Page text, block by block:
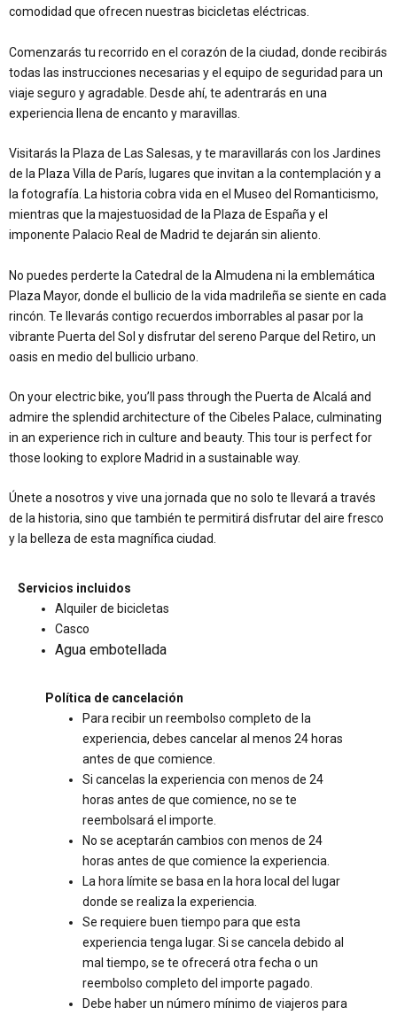
comodidad que ofrecen nuestras bicicletas eléctricas.
Comenzarás tu recorrido en el corazón de la ciudad, donde recibirás
todas las instrucciones necesarias y el equipo de seguridad para un
viaje seguro y agradable. Desde ahí, te adentrarás en una
experiencia llena de encanto y maravillas.
Visitarás la Plaza de Las Salesas, y te maravillarás con los Jardines
de la Plaza Villa de París, lugares que invitan a la contemplación y a
la fotografía. La historia cobra vida en el Museo del Romanticismo,
mientras que la majestuosidad de la Plaza de España y el
imponente Palacio Real de Madrid te dejarán sin aliento.
No puedes perderte la Catedral de la Almudena ni la emblemática
Plaza Mayor, donde el bullicio de la vida madrileña se siente en cada
rincón. Te llevarás contigo recuerdos imborrables al pasar por la
vibrante Puerta del Sol y disfrutar del sereno Parque del Retiro, un
oasis en medio del bullicio urbano.
On your electric bike, you’ll pass through the Puerta de Alcalá and
admire the splendid architecture of the Cibeles Palace, culminating
in an experience rich in culture and beauty. This tour is perfect for
those looking to explore Madrid in a sustainable way.
Únete a nosotros y vive una jornada que no solo te llevará a través
de la historia, sino que también te permitirá disfrutar del aire fresco
y la belleza de esta magnífica ciudad.
Servicios incluidos
Alquiler de bicicletas
Casco
Agua embotellada
Política de cancelación
Para recibir un reembolso completo de la
experiencia, debes cancelar al menos 24 horas
antes de que comience.
Si cancelas la experiencia con menos de 24
horas antes de que comience, no se te
reembolsará el importe.
No se aceptarán cambios con menos de 24
horas antes de que comience la experiencia.
La hora límite se basa en la hora local del lugar
donde se realiza la experiencia.
Se requiere buen tiempo para que esta
experiencia tenga lugar. Si se cancela debido al
mal tiempo, se te ofrecerá otra fecha o un
reembolso completo del importe pagado.
Debe haber un número mínimo de viajeros para